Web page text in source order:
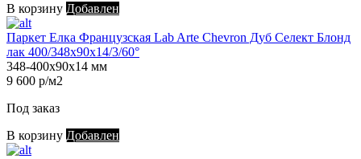
В корзину Добавлен
Паркет Елка Французская Lab Arte Chevron Дуб Селект Блонд
лак 400/348х90х14/3/60°
348-400х90х14 мм
9 600 р/м2
Под заказ
В корзину Добавлен